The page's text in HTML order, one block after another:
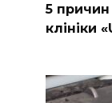
5 причин
клініки